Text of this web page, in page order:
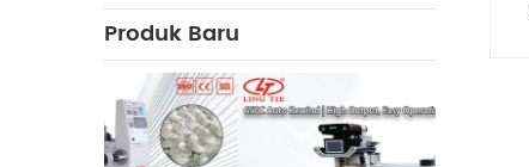
Produk Baru